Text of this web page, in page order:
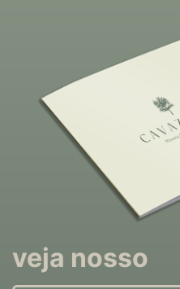
veja nosso